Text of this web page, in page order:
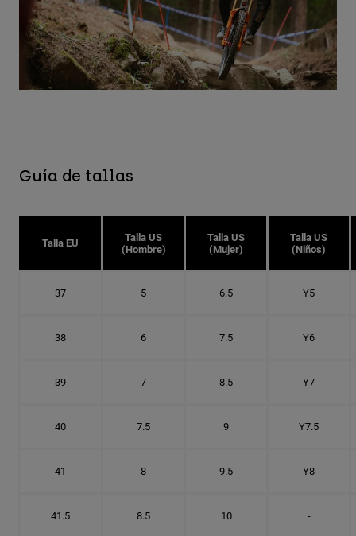
Guía de tallas
Talla EU
Talla US
(Hombre)
Talla US
(Mujer)
Talla US
(Niños)
37 5 6.5 Y5
38 6 7.5 Y6
39 7 8.5 Y7
40 7.5 9 Y7.5
41 8 9.5 Y8
41.5 8.5 10 -